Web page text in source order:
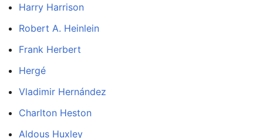
Harry Harrison
Robert A. Heinlein
Frank Herbert
Hergé
Vladimir Hernández
Charlton Heston
Aldous Huxley